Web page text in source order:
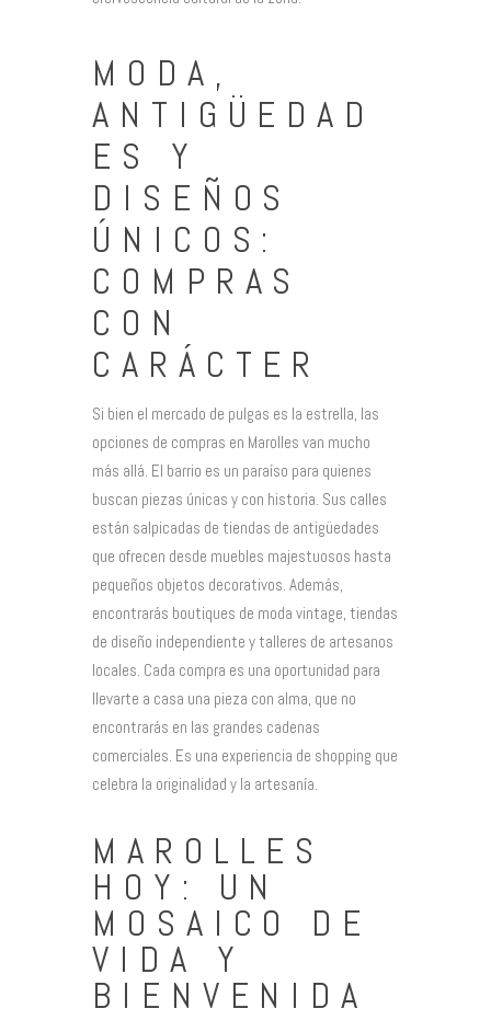
MODA,
ANTIGÜEDAD
ES Y
DISEÑOS
ÚNICOS:
COMPRAS
CON
CARÁCTER
Si bien el mercado de pulgas es la estrella, las
opciones de compras en Marolles van mucho
más allá. El barrio es un paraíso para quienes
buscan piezas únicas y con historia. Sus calles
están salpicadas de tiendas de antigüedades
que ofrecen desde muebles majestuosos hasta
pequeños objetos decorativos. Además,
encontrarás boutiques de moda vintage, tiendas
de diseño independiente y talleres de artesanos
locales. Cada compra es una oportunidad para
llevarte a casa una pieza con alma, que no
encontrarás en las grandes cadenas
comerciales. Es una experiencia de shopping que
celebra la originalidad y la artesanía.
MAROLLES
HOY: UN
MOSAICO DE
VIDA Y
BIENVENIDA